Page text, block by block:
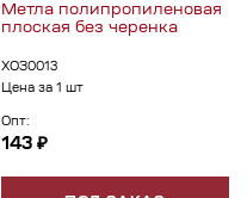
Метла полипропиленовая
плоская без черенка
ХОЗ0013
Цена за 1 шт
Опт:
143 ₽